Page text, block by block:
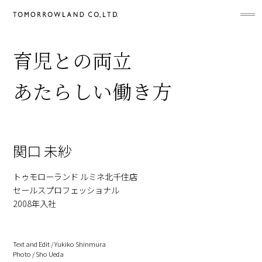
PEOPLE
育児との両立
あたらしい働き方
関口 未紗
トゥモローランド ルミネ北千住店
セールスプロフェッショナル
2008年入社
Text and Edit / Yukiko Shinmura
Photo / Sho Ueda